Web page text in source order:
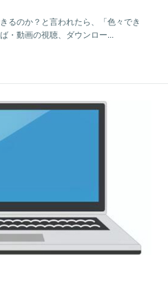
るのか？と言われたら、「色々でき
・動画の視聴、ダウンロー...